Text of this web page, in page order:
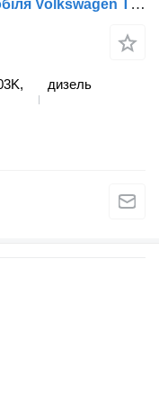
Двигун 2.5 TDI 80HBH до автомобіля Volkswagen TRANSPORTER IV Minibus / passenger (70XB, 70XC, 7DB, 7DW, 7DK)
дизель